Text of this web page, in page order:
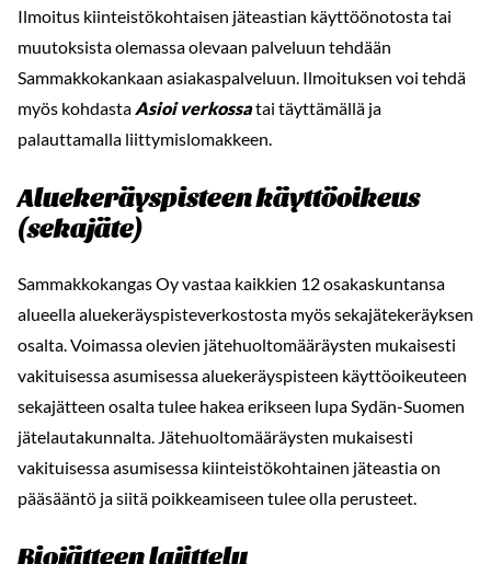
Ilmoitus kiinteistökohtaisen jäteastian käyttöönotosta tai
muutoksista olemassa olevaan palveluun tehdään
Sammakkokankaan asiakaspalveluun. Ilmoituksen voi tehdä
myös kohdasta Asioi verkossatai täyttämällä ja
palauttamalla liittymislomakkeen.
Aluekeräyspisteen käyttöoikeus
(sekajäte)
Sammakkokangas Oy vastaa kaikkien 12 osakaskuntansa
alueella aluekeräyspisteverkostosta myös sekajätekeräyksen
osalta. Voimassa olevien jätehuoltomääräysten mukaisesti
vakituisessa asumisessa aluekeräyspisteen käyttöoikeuteen
sekajätteen osalta tulee hakea erikseen lupa Sydän-Suomen
jätelautakunnalta. Jätehuoltomääräysten mukaisesti
vakituisessa asumisessa kiinteistökohtainen jäteastia on
pääsääntö ja siitä poikkeamiseen tulee olla perusteet.
Biojätteen lajittelu